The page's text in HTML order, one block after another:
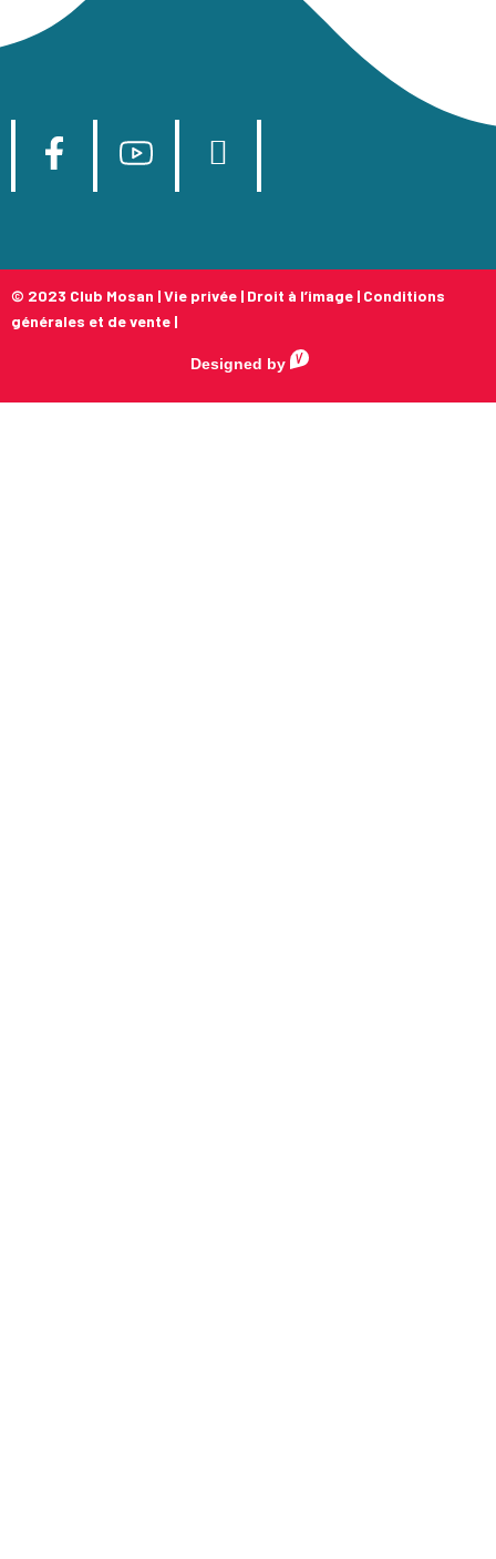
© 2023 Club Mosan |Vie privée | Droit à l’image | Conditions
générales et de vente |
Designed by